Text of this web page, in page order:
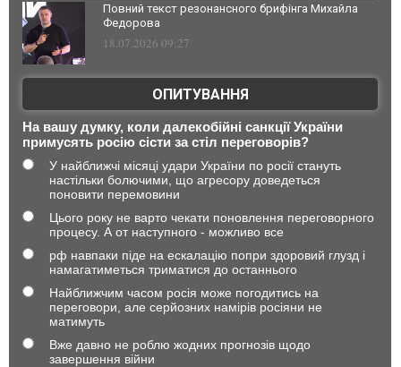
Повний текст резонансного брифінга Михайла
Федорова
18.07.2026 09:27
ОПИТУВАННЯ
На вашу думку, коли далекобійні санкції України
примусять росію сісти за стіл переговорів?
У найближчі місяці удари України по росії стануть
настільки болючими, що агресору доведеться
поновити перемовини
Цього року не варто чекати поновлення переговорного
процесу. А от наступного - можливо все
рф навпаки піде на ескалацію попри здоровий глузд і
намагатиметься триматися до останнього
Найближчим часом росія може погодитись на
переговори, але серйозних намірів росіяни не
матимуть
Вже давно не роблю жодних прогнозів щодо
завершення війни